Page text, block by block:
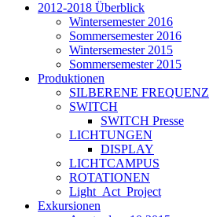
2012-2018 Überblick
Wintersemester 2016
Sommersemester 2016
Wintersemester 2015
Sommersemester 2015
Produktionen
SILBERENE FREQUENZ
SWITCH
SWITCH Presse
LICHTUNGEN
DISPLAY
LICHTCAMPUS
ROTATIONEN
Light_Act_Project
Exkursionen